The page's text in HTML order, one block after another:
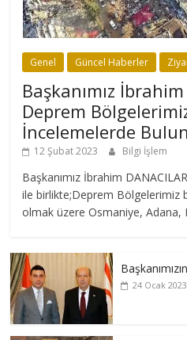
Genel Güncel Haberler
Başkanımız
Deprem
İncelemelerde
12 Şubat 2023 Bilgi İşlem
Başkanımız İbrahim
ile birlikte;Deprem Bölgelerimiz
olmak üzere Osmaniye, Adana,
24 Ocak 2023